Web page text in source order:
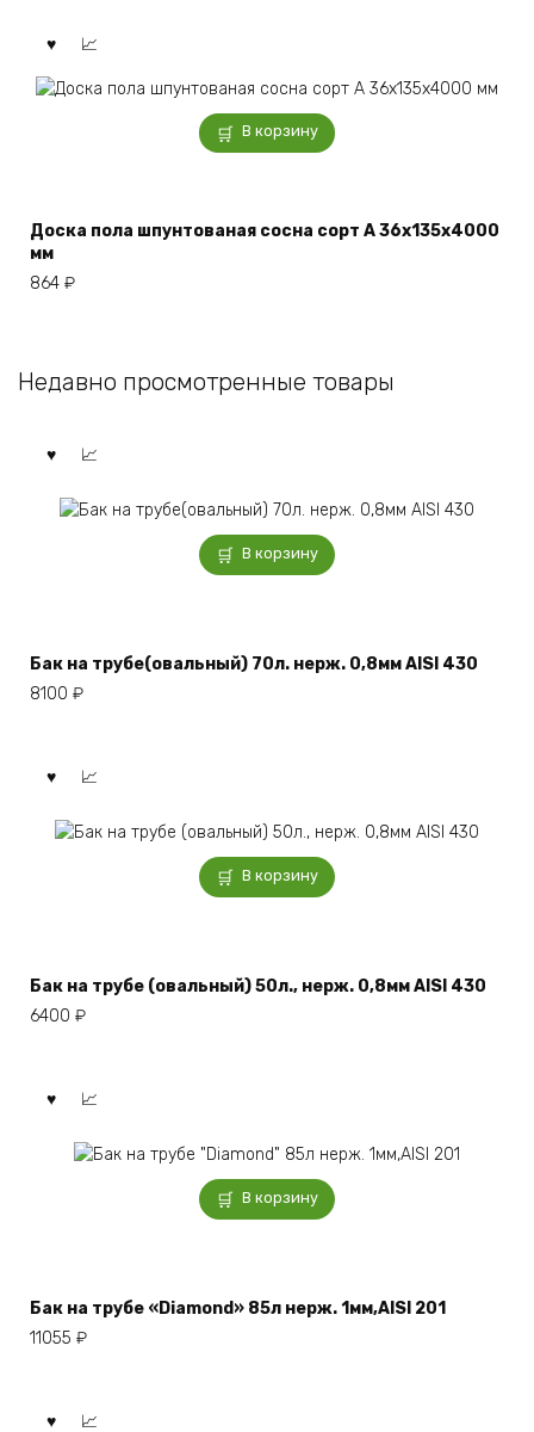
В корзину
Доска пола шпунтованая сосна сорт А 36x135x4000
мм
864 ₽
Недавно просмотренные товары
В корзину
Бак на трубе(овальный) 70л. нерж. 0,8мм AISI 430
8100 ₽
В корзину
Бак на трубе (овальный) 50л., нерж. 0,8мм AISI 430
6400 ₽
В корзину
Бак на трубе «Diamond» 85л нерж. 1мм,AISI 201
11055 ₽